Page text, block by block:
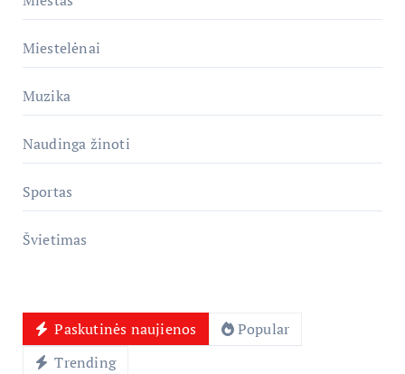
Miestelėnai
Muzika
Naudinga žinoti
Sportas
Švietimas
Paskutinės naujienos
Popular
Trending